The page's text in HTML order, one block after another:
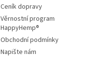
Ceník dopravy
Věrnostní program
HappyHemp®
Obchodní podmínky
Napište nám